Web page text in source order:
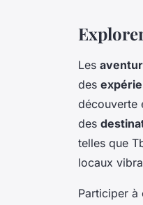
Les
des
découverte
des
telles que
locaux
Participer à